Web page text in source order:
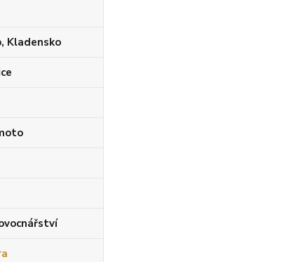
Kladensko